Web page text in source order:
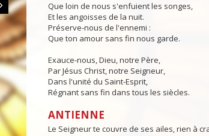
Que loin de nous s'enfuient les songes,
Et les angoisses de la nuit.
Préserve-nous de l'ennemi :
Que ton amour sans fin nous garde.
Exauce-nous, Dieu, notre Père,
Par Jésus Christ, notre Seigneur,
Dans l'unité du Saint-Esprit,
Régnant sans fin dans tous les siècles.
ANTIENNE
Le Seigneur te couvre de ses ailes, rien à